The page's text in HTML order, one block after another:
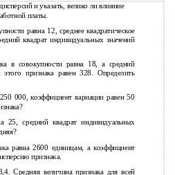
и указать, велико ли влияние
платы.
равна 12, среднее квадратическое
квадрат индивидуальных значений
в совокупности равна 18, а средний
этого признака равен 328. Определить
000, коэффициент вариации равен 50
25, средний квадрат индивидуальных
равна 2600 единицам, а коэффициент
признака.
Средняя величина признака для всей